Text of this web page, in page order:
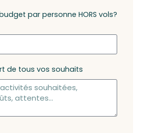
par personne HORS vols?
de tous vos souhaits